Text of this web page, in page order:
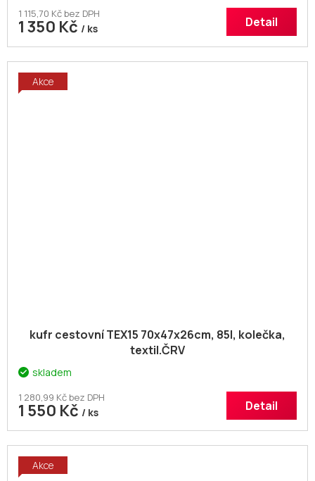
1 115,70 Kč bez DPH
1 350 Kč / ks Detail
Akce
kufr cestovní TEX15 70x47x26cm, 85l, kolečka,
textil.ČRV
skladem
1 280,99 Kč bez DPH
1 550 Kč / ks Detail
Akce